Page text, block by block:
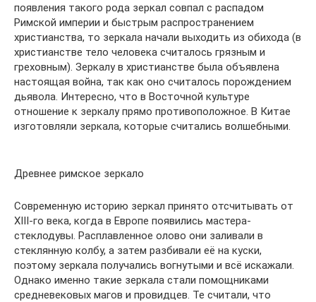
появления такого рода зеркал совпал с распадом
Римской империи и быстрым распространением
христианства, то зеркала начали выходить из обихода (в
христианстве тело человека считалось грязным и
греховным). Зеркалу в христианстве была объявлена
настоящая война, так как оно считалось порождением
дьявола. Интересно, что в Восточной культуре
отношение к зеркалу прямо противоположное. В Китае
изготовляли зеркала, которые считались волшебными.
Древнее римское зеркало
Современную историю зеркал принято отсчитывать от
XIII-го века, когда в Европе появились мастера-
стеклодувы. Расплавленное олово они заливали в
стеклянную колбу, а затем разбивали её на куски,
поэтому зеркала получались вогнутыми и всё искажали.
Однако именно такие зеркала стали помощниками
средневековых магов и провидцев. Те считали, что